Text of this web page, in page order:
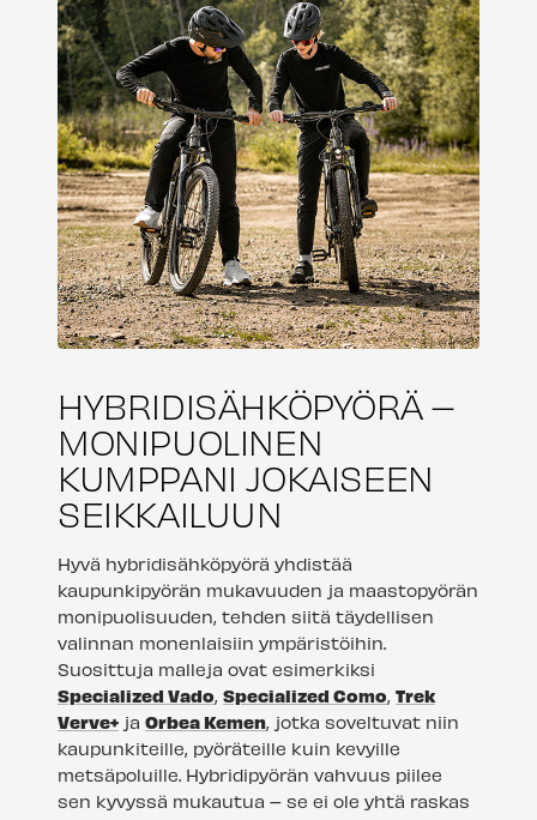
HYBRIDISÄHKÖPYÖRÄ –
MONIPUOLINEN
KUMPPANI JOKAISEEN
SEIKKAILUUN
Hyvä hybridisähköpyörä yhdistää
kaupunkipyörän mukavuuden ja maastopyörän
monipuolisuuden, tehden siitä täydellisen
valinnan monenlaisiin ympäristöihin.
Suosittuja malleja ovat esimerkiksi
Specialized Vado, Specialized Como, Trek
Verve+ ja Orbea Kemen, jotka soveltuvat niin
kaupunkiteille, pyöräteille kuin kevyille
metsäpoluille. Hybridipyörän vahvuus piilee
sen kyvyssä mukautua – se ei ole yhtä raskas